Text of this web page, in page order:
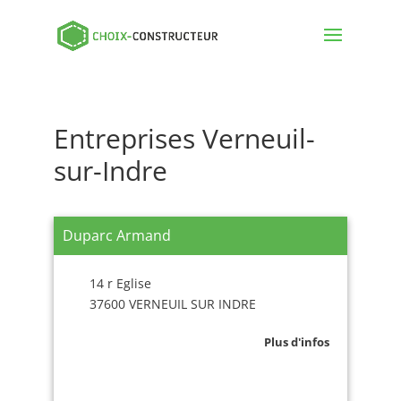
Entreprises Verneuil-
sur-Indre
Duparc Armand
14 r Eglise
37600 VERNEUIL SUR INDRE
Plus d'infos